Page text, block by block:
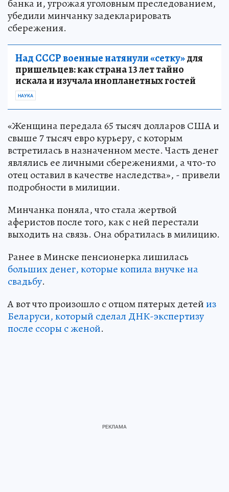
банка и, угрожая уголовным преследованием,
убедили минчанку задекларировать
сбережения.
Над СССР военные натянули «сетку»для
пришельцев: как страна 13 лет тайно
искала и изучала инопланетных гостей
НАУКА
«Женщина передала 65 тысяч долларов США и
свыше 7 тысяч евро курьеру, с которым
встретилась в назначенном месте. Часть денег
являлись ее личными сбережениями, а что-то
отец оставил в качестве наследства», - привели
подробности в милиции.
Минчанка поняла, что стала жертвой
аферистов после того, как с ней перестали
выходить на связь. Она обратилась в милицию.
Ранее в Минске пенсионерка лишилась
больших денег, которые копила внучке на
свадьбу.
А вот что произошло с отцом пятерых детейиз
Беларуси, который сделал ДНК-экспертизу
после ссоры с женой.